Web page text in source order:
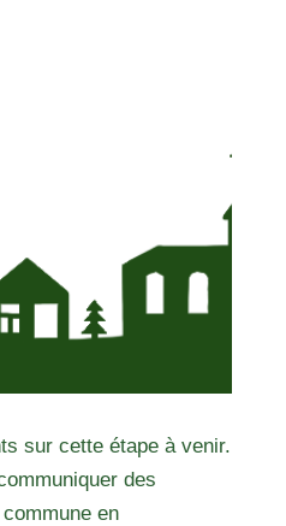
sur cette étape à venir.
des
en